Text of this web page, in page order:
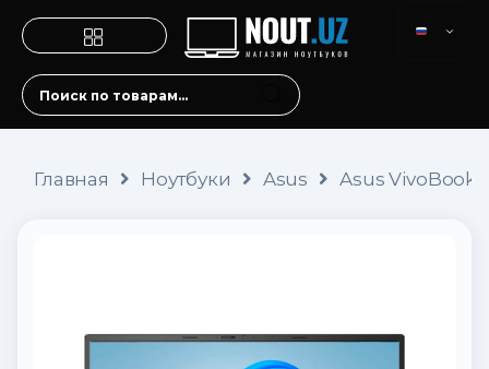
Главная Ноутбуки Asus Asus VivoBook